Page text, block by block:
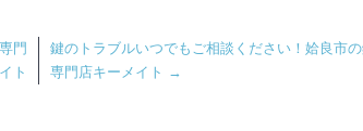
門
ト
鍵のトラブルいつでもご相談ください！姶良市
専門店キーメイト →